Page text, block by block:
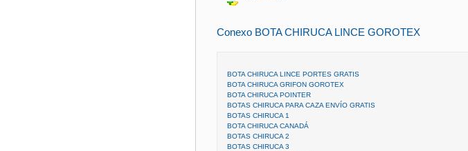
Conexo BOTA CHIRUCA LINCE GOROTEX
BOTA CHIRUCA LINCE PORTES GRATIS
BOTA CHIRUCA GRIFON GOROTEX
BOTA CHIRUCA POINTER
BOTAS CHIRUCA PARA CAZA ENVÍO GRATIS
BOTAS CHIRUCA 1
BOTA CHIRUCA CANADÁ
BOTAS CHIRUCA 2
BOTAS CHIRUCA 3